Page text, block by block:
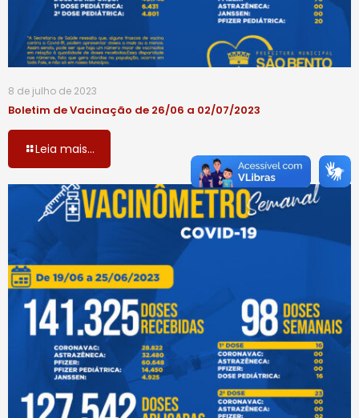
8 de julho de 2023
Boletim de Vacinação de 26/06 a 02/07/2023
Leia mais...